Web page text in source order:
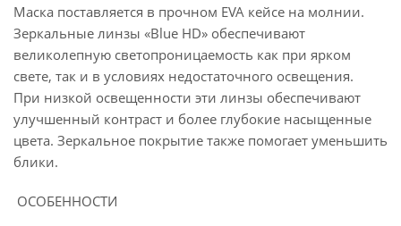
Маска поставляется в прочном EVA кейсе на молнии.
Зеркальные линзы «Blue HD» обеспечивают
великолепную светопроницаемость как при ярком
свете, так и в условиях недостаточного освещения.
При низкой освещенности эти линзы обеспечивают
улучшенный контраст и более глубокие насыщенные
цвета. Зеркальное покрытие также помогает уменьшить
блики.
ОСОБЕННОСТИ